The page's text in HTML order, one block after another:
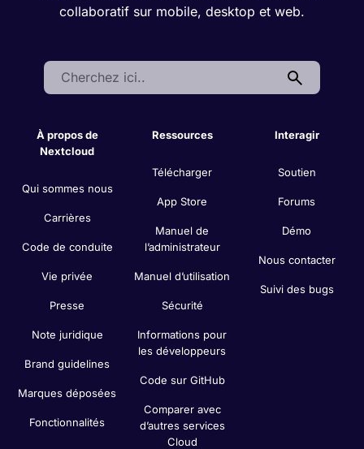
collaboratif sur mobile, desktop et web.
Search:
À propos de
Nextcloud
Qui sommes nous
Carrières
Code de conduite
Vie privée
Presse
Note juridique
Brand guidelines
Marques déposées
Fonctionnalités
Ressources
Télécharger
App Store
Manuel de
l’administrateur
Manuel d’utilisation
Sécurité
Informations pour
les développeurs
Code sur GitHub
Comparer avec
d’autres services
Cloud
Interagir
Soutien
Forums
Démo
Nous contacter
Suivi des bugs